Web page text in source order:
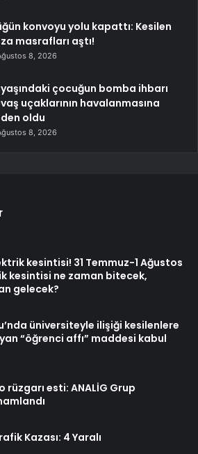
konvoyu yolu kapattı: Kesilen
masrafları aştı!
8, 2026
yaşındaki çocuğun bomba ihbarı
uçaklarının havalanmasına
oldu
8, 2026
kesintisi! 31 Temmuz-1 Ağustos
kesintisi ne zaman bitecek,
gelecek?
üniversiteyle ilişiği kesilenlere
“öğrenci affı” maddesi kabul
rüzgarı esti: ANALİG Grup
Kazası: 4 Yaralı